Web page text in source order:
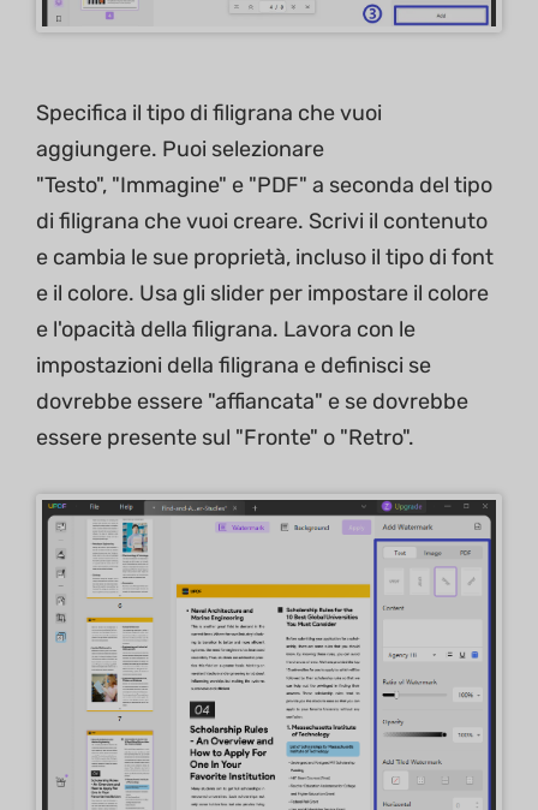
Specifica il tipo di filigrana che vuoi
aggiungere. Puoi selezionare
"Testo", "Immagine" e "PDF" a seconda del tipo
di filigrana che vuoi creare. Scrivi il contenuto
e cambia le sue proprietà, incluso il tipo di font
e il colore. Usa gli slider per impostare il colore
e l'opacità della filigrana. Lavora con le
impostazioni della filigrana e definisci se
dovrebbe essere "affiancata" e se dovrebbe
essere presente sul "Fronte" o "Retro".